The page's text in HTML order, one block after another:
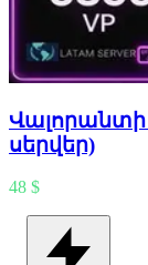
Վալորանտի
սերվեր)
48 $